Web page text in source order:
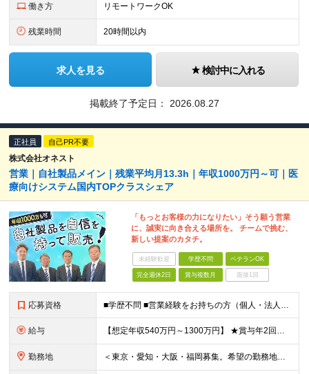
働き方 リモートワークOK
残業時間 20時間以内
求人を見る 検討中に入れる
掲載終了予定日： 2026.08.27
正社員 自己PR不要
株式会社オネスト
営業｜自社製品メイン｜残業平均月13.3h｜年収1000万円～可｜医
療向けシステム国内TOPクラスシェア
「もっとお客様の力になりたい」そう願う営業
に、誠実に向き合える場所を。 チームで挑む、
新しい提案のカタチ。
未経験歓迎 学歴不問 ベテランOK
完全週休2日 賞与複数月 面接1回
応募資格 ■学歴不問 ■営業経験をお持ちの方（個人・法人、業界や商材などは不問） ＜以下のような方を歓迎します＞ ■顧客の話を聴き、本音を引き出せる方 ■断られても気持ちを切り替え、次に進める方 ■受け身では
給与 【想定年収540万円～1300万円】 ★賞与年2回＋勤務地手当＋残業手当（年平均残業時間にて算出）を含む ※基本給＋勤務地手当＋役職手当 ※リーダークラス以上は役職手当含む ※勤務地手当：結婚の有無に
勤務地 ＜東京・愛知・大阪・福岡募集。希望の勤務地で働けます＞ 希望通りの配属＆転勤も基本なし！ 「プロジェクト人員の枠を広げたい」などといった、 会社からの強制的な異動・出向依頼はありません。 ■東京オフ